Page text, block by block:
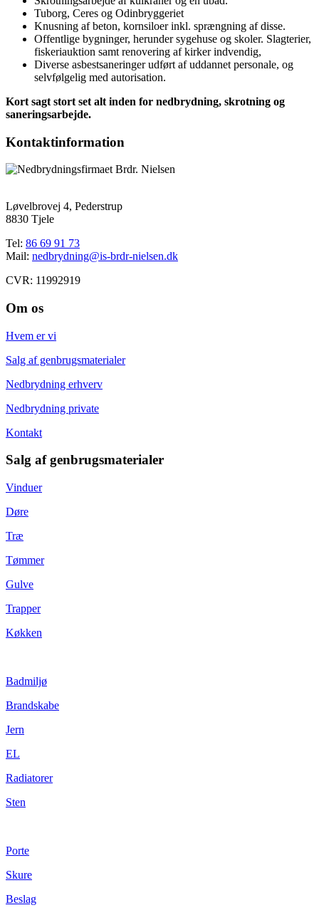
Tuborg, Ceres og Odinbryggeriet
Knusning af beton, kornsiloer inkl. sprængning af disse.
Offentlige bygninger, herunder sygehuse og skoler. Slagterier,
fiskeriauktion samt renovering af kirker indvendig,
Diverse asbestsaneringer udført af uddannet personale, og
selvfølgelig med autorisation.
Kort sagt stort set alt inden for nedbrydning, skrotning og
saneringsarbejde.
Kontaktinformation
Løvelbrovej 4, Pederstrup
8830 Tjele
Tel: 86 69 91 73
Mail: nedbrydning@is-brdr-nielsen.dk
CVR: 11992919
Om os
Hvem er vi
Salg af genbrugsmaterialer
Nedbrydning erhverv
Nedbrydning private
Kontakt
Salg af genbrugsmaterialer
Vinduer
Døre
Træ
Tømmer
Gulve
Trapper
Køkken
Badmiljø
Brandskabe
Jern
EL
Radiatorer
Sten
Porte
Skure
Beslag